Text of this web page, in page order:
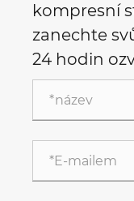
kompresní
zanechte
24 hodin